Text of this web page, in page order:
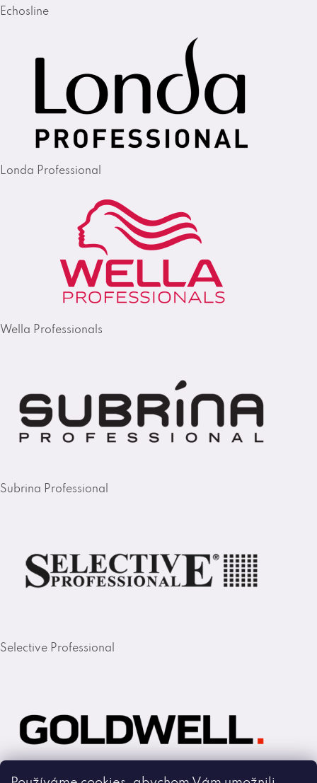
Echosline
Londa Professional
Wella Professionals
Subrina Professional
Selective Professional